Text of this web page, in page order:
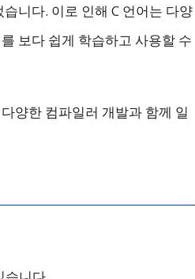
니다. 이로 인해 C 언어는 다양
보다 쉽게 학습하고 사용할 수
양한 컴파일러 개발과 함께 일